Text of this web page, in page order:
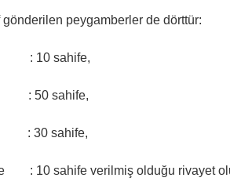
peygamberler de dörttür:
: 10 sahife,
: 50 sahife,
: 30 sahife,
: 10 sahife verilmiş olduğu rivayet